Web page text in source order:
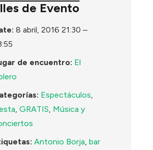
de Evento
8 abril, 2016 21:30 –
de encuentro: El
Espectáculos
,GRATIS Música y
Antonio Borja ,bar